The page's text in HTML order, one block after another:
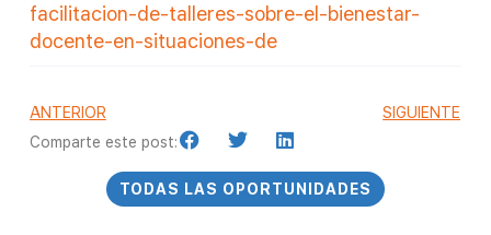
facilitacion-de-talleres-sobre-el-bienestar-
docente-en-situaciones-de
ANTERIOR
SIGUIENTE
Comparte este post:
TODAS LAS OPORTUNIDADES